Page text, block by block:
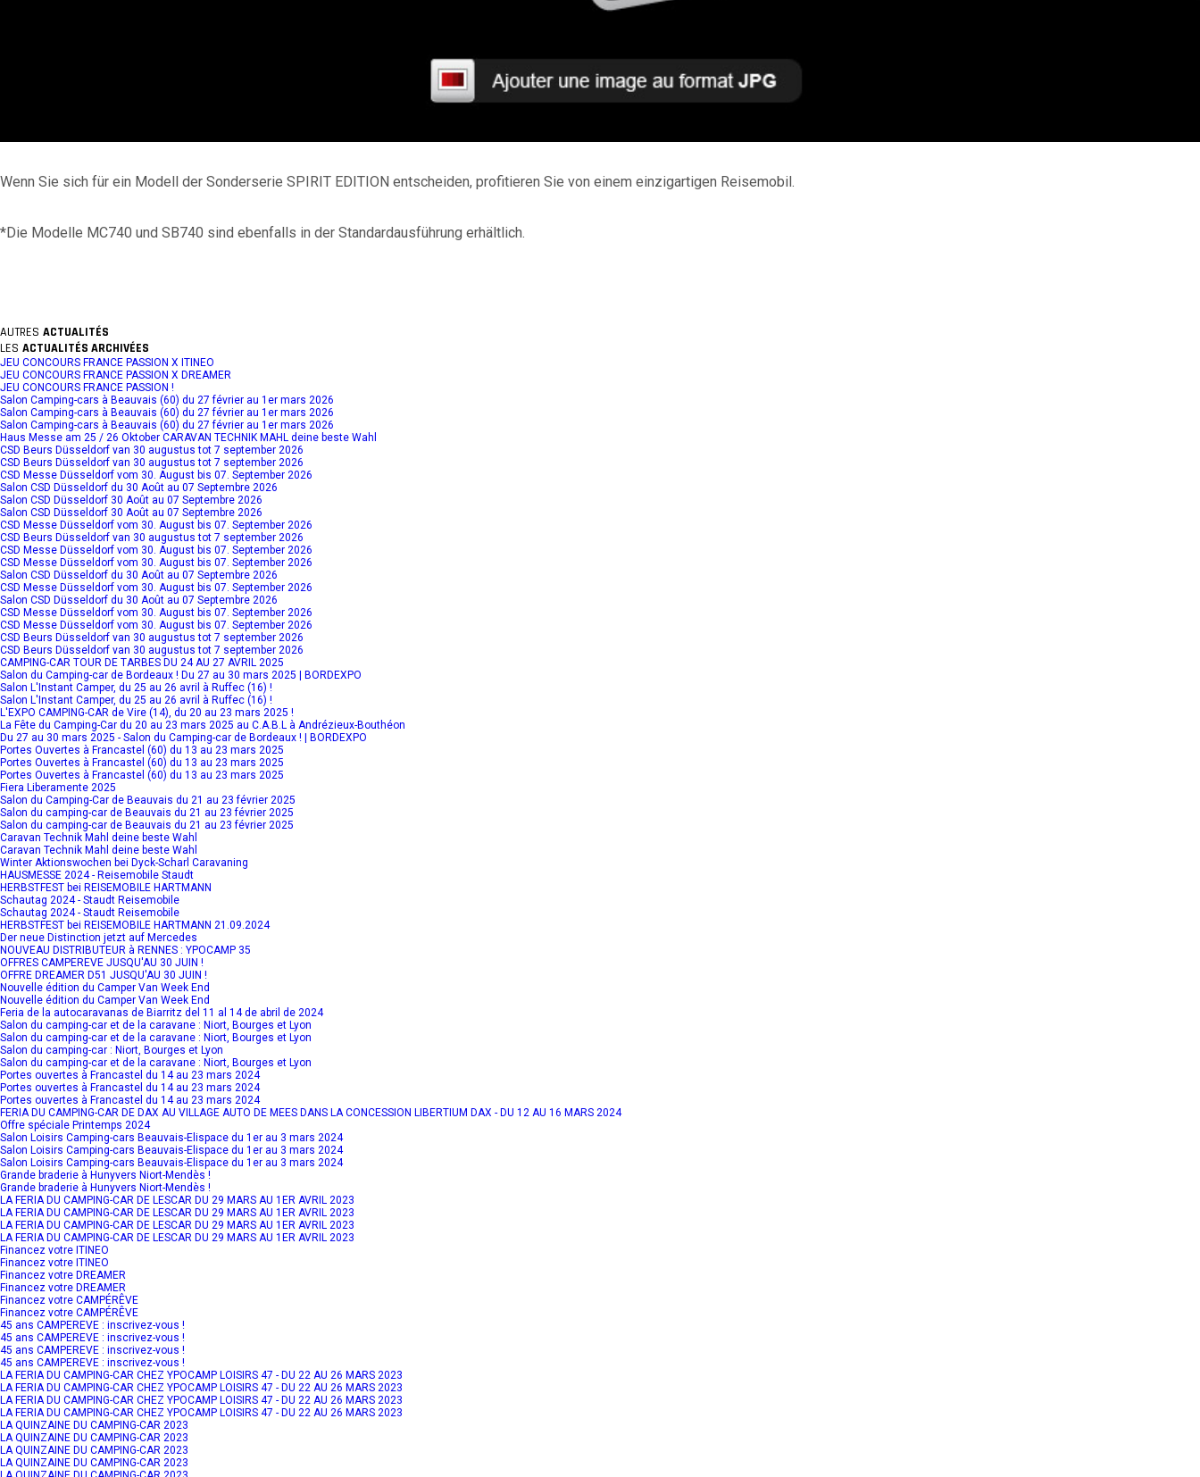
Wenn Sie sich für ein Modell der Sonderserie SPIRIT EDITION entscheiden, profitieren Sie von einem einzigartigen Reisemobil.
*Die Modelle MC740 und SB740 sind ebenfalls in der Standardausführung erhältlich.
AUTRES ACTUALITÉS
LES ACTUALITÉS ARCHIVÉES
JEU CONCOURS FRANCE PASSION X ITINEO
JEU CONCOURS FRANCE PASSION X DREAMER
JEU CONCOURS FRANCE PASSION !
Salon Camping-cars à Beauvais (60) du 27 février au 1er mars 2026
Salon Camping-cars à Beauvais (60) du 27 février au 1er mars 2026
Salon Camping-cars à Beauvais (60) du 27 février au 1er mars 2026
Haus Messe am 25 / 26 Oktober CARAVAN TECHNIK MAHL deine beste Wahl
CSD Beurs Düsseldorf van 30 augustus tot 7 september 2026
CSD Beurs Düsseldorf van 30 augustus tot 7 september 2026
CSD Messe Düsseldorf vom 30. August bis 07. September 2026
Salon CSD Düsseldorf du 30 Août au 07 Septembre 2026
Salon CSD Düsseldorf 30 Août au 07 Septembre 2026
Salon CSD Düsseldorf 30 Août au 07 Septembre 2026
CSD Messe Düsseldorf vom 30. August bis 07. September 2026
CSD Beurs Düsseldorf van 30 augustus tot 7 september 2026
CSD Messe Düsseldorf vom 30. August bis 07. September 2026
CSD Messe Düsseldorf vom 30. August bis 07. September 2026
Salon CSD Düsseldorf du 30 Août au 07 Septembre 2026
CSD Messe Düsseldorf vom 30. August bis 07. September 2026
Salon CSD Düsseldorf du 30 Août au 07 Septembre 2026
CSD Messe Düsseldorf vom 30. August bis 07. September 2026
CSD Messe Düsseldorf vom 30. August bis 07. September 2026
CSD Beurs Düsseldorf van 30 augustus tot 7 september 2026
CSD Beurs Düsseldorf van 30 augustus tot 7 september 2026
CAMPING-CAR TOUR DE TARBES DU 24 AU 27 AVRIL 2025
Salon du Camping-car de Bordeaux ! Du 27 au 30 mars 2025 | BORDEXPO
Salon L'Instant Camper, du 25 au 26 avril à Ruffec (16) !
Salon L'Instant Camper, du 25 au 26 avril à Ruffec (16) !
L'EXPO CAMPING-CAR de Vire (14), du 20 au 23 mars 2025 !
La Fête du Camping-Car du 20 au 23 mars 2025 au C.A.B.L à Andrézieux-Bouthéon
Du 27 au 30 mars 2025 - Salon du Camping-car de Bordeaux ! | BORDEXPO
Portes Ouvertes à Francastel (60) du 13 au 23 mars 2025
Portes Ouvertes à Francastel (60) du 13 au 23 mars 2025
Portes Ouvertes à Francastel (60) du 13 au 23 mars 2025
Fiera Liberamente 2025
Salon du Camping-Car de Beauvais du 21 au 23 février 2025
Salon du camping-car de Beauvais du 21 au 23 février 2025
Salon du camping-car de Beauvais du 21 au 23 février 2025
Caravan Technik Mahl deine beste Wahl
Caravan Technik Mahl deine beste Wahl
Winter Aktionswochen bei Dyck-Scharl Caravaning
HAUSMESSE 2024 - Reisemobile Staudt
HERBSTFEST bei REISEMOBILE HARTMANN
Schautag 2024 - Staudt Reisemobile
Schautag 2024 - Staudt Reisemobile
HERBSTFEST bei REISEMOBILE HARTMANN 21.09.2024
Der neue Distinction jetzt auf Mercedes
NOUVEAU DISTRIBUTEUR à RENNES : YPOCAMP 35
OFFRES CAMPEREVE JUSQU'AU 30 JUIN !
OFFRE DREAMER D51 JUSQU'AU 30 JUIN !
Nouvelle édition du Camper Van Week End
Nouvelle édition du Camper Van Week End
Feria de la autocaravanas de Biarritz del 11 al 14 de abril de 2024
Salon du camping-car et de la caravane : Niort, Bourges et Lyon
Salon du camping-car et de la caravane : Niort, Bourges et Lyon
Salon du camping-car : Niort, Bourges et Lyon
Salon du camping-car et de la caravane : Niort, Bourges et Lyon
Portes ouvertes à Francastel du 14 au 23 mars 2024
Portes ouvertes à Francastel du 14 au 23 mars 2024
Portes ouvertes à Francastel du 14 au 23 mars 2024
FERIA DU CAMPING-CAR DE DAX AU VILLAGE AUTO DE MEES DANS LA CONCESSION LIBERTIUM DAX - DU 12 AU 16 MARS 2024
Offre spéciale Printemps 2024
Salon Loisirs Camping-cars Beauvais-Elispace du 1er au 3 mars 2024
Salon Loisirs Camping-cars Beauvais-Elispace du 1er au 3 mars 2024
Salon Loisirs Camping-cars Beauvais-Elispace du 1er au 3 mars 2024
Grande braderie à Hunyvers Niort-Mendès !
Grande braderie à Hunyvers Niort-Mendès !
LA FERIA DU CAMPING-CAR DE LESCAR DU 29 MARS AU 1ER AVRIL 2023
LA FERIA DU CAMPING-CAR DE LESCAR DU 29 MARS AU 1ER AVRIL 2023
LA FERIA DU CAMPING-CAR DE LESCAR DU 29 MARS AU 1ER AVRIL 2023
LA FERIA DU CAMPING-CAR DE LESCAR DU 29 MARS AU 1ER AVRIL 2023
Financez votre ITINEO
Financez votre ITINEO
Financez votre DREAMER
Financez votre DREAMER
Financez votre CAMPÉRÊVE
Financez votre CAMPÉRÊVE
45 ans CAMPEREVE : inscrivez-vous !
45 ans CAMPEREVE : inscrivez-vous !
45 ans CAMPEREVE : inscrivez-vous !
45 ans CAMPEREVE : inscrivez-vous !
LA FERIA DU CAMPING-CAR CHEZ YPOCAMP LOISIRS 47 - DU 22 AU 26 MARS 2023
LA FERIA DU CAMPING-CAR CHEZ YPOCAMP LOISIRS 47 - DU 22 AU 26 MARS 2023
LA FERIA DU CAMPING-CAR CHEZ YPOCAMP LOISIRS 47 - DU 22 AU 26 MARS 2023
LA FERIA DU CAMPING-CAR CHEZ YPOCAMP LOISIRS 47 - DU 22 AU 26 MARS 2023
LA QUINZAINE DU CAMPING-CAR 2023
LA QUINZAINE DU CAMPING-CAR 2023
LA QUINZAINE DU CAMPING-CAR 2023
LA QUINZAINE DU CAMPING-CAR 2023